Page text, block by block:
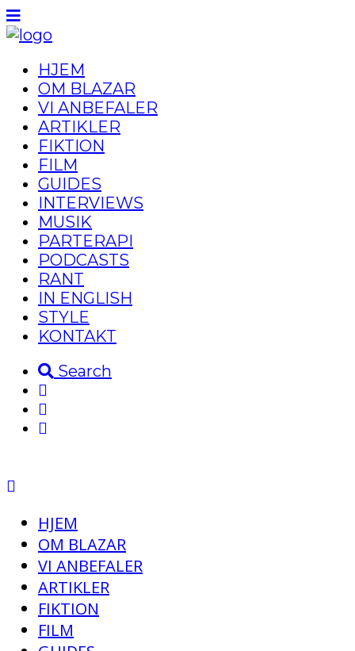
HJEM
OM BLAZAR
VI ANBEFALER
ARTIKLER
FIKTION
FILM
GUIDES
INTERVIEWS
MUSIK
PARTERAPI
PODCASTS
RANT
IN ENGLISH
STYLE
KONTAKT
Search
HJEM
OM BLAZAR
VI ANBEFALER
ARTIKLER
FIKTION
FILM